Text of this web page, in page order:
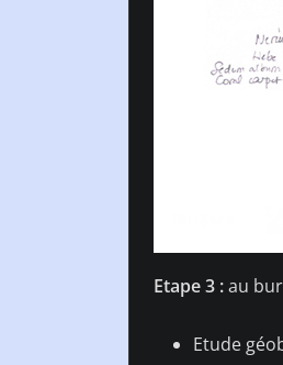
Etape 3 :au
Etude